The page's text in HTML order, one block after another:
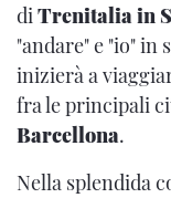
diTrenitalia in
"andare" e "io" in
inizierà a
fra le principali
Barcellona.
Nella splendida